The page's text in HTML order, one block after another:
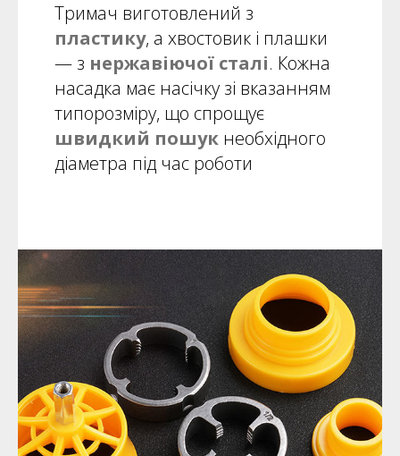
Тримач виготовлений з
пластику, а хвостовик і плашки
— з нержавіючої сталі. Кожна
насадка має насічку зі вказанням
типорозміру, що спрощує
швидкий пошукнеобхідного
діаметра під час роботи